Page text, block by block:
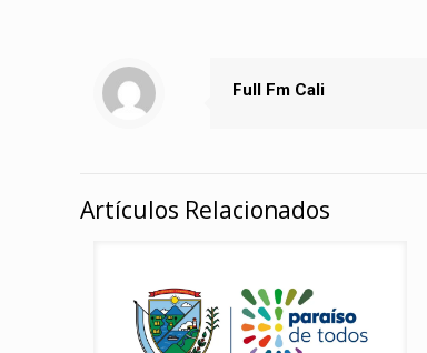
Full Fm Cali
Artículos Relacionados